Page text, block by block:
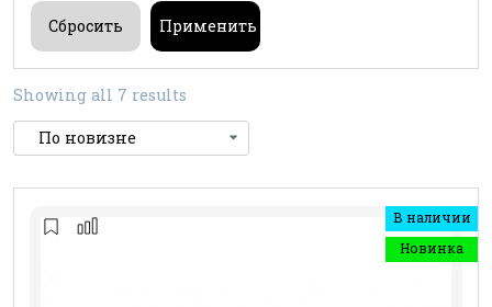
Showing all 7 results
В наличии
Новинка